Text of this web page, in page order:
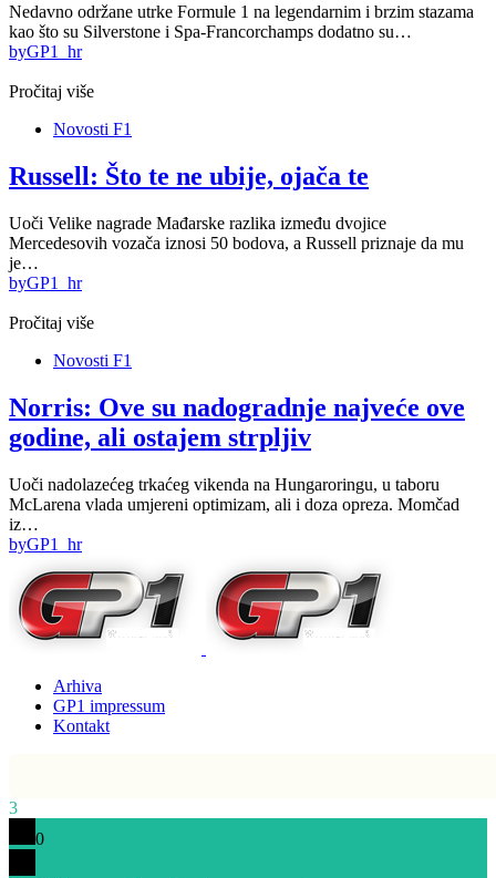
Nedavno održane utrke Formule 1 na legendarnim i brzim stazama
kao što su Silverstone i Spa-Francorchamps dodatno su…
byGP1_hr
Pročitaj više
Novosti F1
Russell: Što te ne ubije, ojača te
Uoči Velike nagrade Mađarske razlika između dvojice
Mercedesovih vozača iznosi 50 bodova, a Russell priznaje da mu
je…
byGP1_hr
Pročitaj više
Novosti F1
Norris: Ove su nadogradnje najveće ove
godine, ali ostajem strpljiv
Uoči nadolazećeg trkaćeg vikenda na Hungaroringu, u taboru
McLarena vlada umjereni optimizam, ali i doza opreza. Momčad
iz…
byGP1_hr
Arhiva
GP1 impressum
Kontakt
3
0